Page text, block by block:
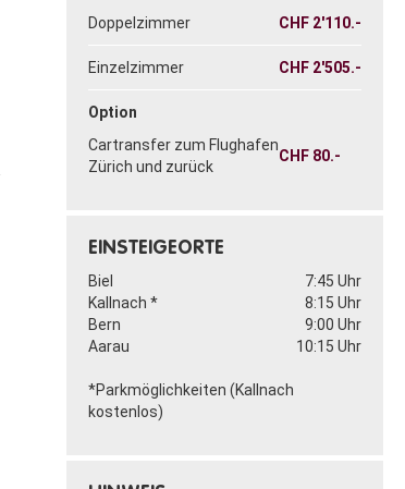
Doppelzimmer CHF 2'110.-
Einzelzimmer CHF 2'505.-
Option
Cartransfer zum Flughafen
Zürich und zurück
CHF 80.-
EINSTEIGEORTE
Biel
7:45 Uhr
Kallnach *
8:15 Uhr
Bern
9:00 Uhr
Aarau
10:15 Uhr
*Parkmöglichkeiten (Kallnach
kostenlos)